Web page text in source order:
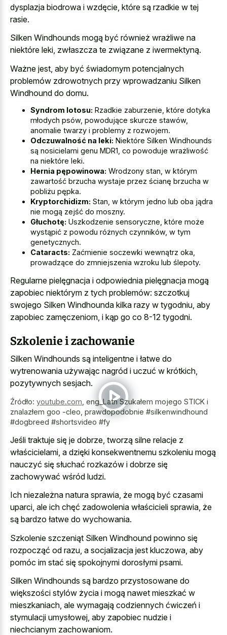
dysplazja biodrowa i wzdęcie, które są rzadkie w tej
rasie.
Silken Windhounds mogą być również wrażliwe na
niektóre leki, zwłaszcza te związane z iwermektyną.
Ważne jest, aby być świadomym potencjalnych
problemów zdrowotnych przy wprowadzaniu Silken
Windhound do domu.
Syndrom lotosu: Rzadkie zaburzenie, które dotyka
młodych psów, powodujące skurcze stawów,
anomalie twarzy i problemy z rozwojem.
Odczuwalność na leki: Niektóre Silken Windhounds
są nosicielami genu MDR1, co powoduje wrażliwość
na niektóre leki.
Hernia pępowinowa: Wrodzony stan, w którym
zawartość brzucha wystaje przez ścianę brzucha w
pobliżu pępka.
Kryptorchidizm: Stan, w którym jedno lub oba jądra
nie mogą zejść do moszny.
Głuchotę: Uszkodzenie sensoryczne, które może
wystąpić z powodu różnych czynników, w tym
genetycznych.
Cataracts: Zaćmienie soczewki wewnątrz oka,
prowadzące do zmniejszenia wzroku lub ślepoty.
Regularne pielęgnacja i odpowiednia pielęgnacja mogą
zapobiec niektórym z tych problemów: szczotkuj
swojego Silken Windhounda kilka razy w tygodniu, aby
zapobiec zamęczeniom, i kąp go co 8-12 tygodni.
Szkolenie i zachowanie
Silken Windhounds są inteligentne i łatwe do
wytrenowania używając nagród i uczuć w krótkich,
pozytywnych sesjach.
Źródło: youtube.com eng_Latn Szukałem mojego STICK i
znalazłem goo -cleo, prawdopodobnie #silkenwindhound
#dogbreed #shortsvideo #fy
Jeśli traktuje się je dobrze, tworzą silne relacje z
właścicielami, a dzięki konsekwentnemu szkoleniu mogą
nauczyć się słuchać rozkazów i dobrze się
zachowywać wśród ludzi.
Ich niezależna natura sprawia, że mogą być czasami
uparci, ale ich chęć zadowolenia właścicieli sprawia, że
są bardzo łatwe do wychowania.
Szkolenie szczeniąt Silken Windhound powinno się
rozpocząć od razu, a socjalizacja jest kluczowa, aby
pomóc im stać się spokojnymi dorosłymi psami.
Silken Windhounds są bardzo przystosowane do
większości stylów życia i mogą nawet mieszkać w
mieszkaniach, ale wymagają codziennych ćwiczeń i
stymulacji umysłowej, aby zapobiec nudzie i
niechcianym zachowaniom.